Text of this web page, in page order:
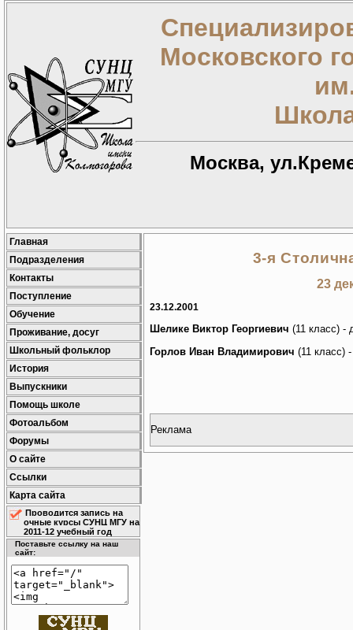
Московского
Москва,
Главная
Подразделения
Контакты
Поступление
Обучение
Проживание, досуг
Школьный фольклор
История
Выпускники
Помощь школе
Фотоальбом
Форумы
О сайте
Ссылки
Карта сайта
Проводится запись на
очные курсы СУНЦ МГУ на
2011-12 учебный год
Поставьте ссылку на наш
сайт:
3-я
23
23.12.2001
Шелике Виктор Георгиевич (11 класс) -
Горлов Иван Владимирович (11 класс)
Реклама